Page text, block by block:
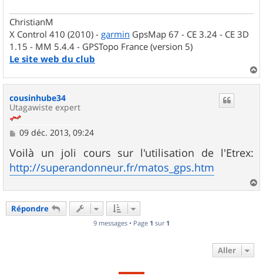
ChristianM
X Control 410 (2010) - garmin GpsMap 67 - CE 3.24 - CE 3D
1.15 - MM 5.4.4 - GPSTopo France (version 5)
Le site web du club
a
cousinhube34
Utagawiste expert
M
s
s
a
g
e
09 déc. 2013, 09:24
Voilà un joli cours sur l'utilisation de l'Etrex:
http://superandonneur.fr/matos_gps.htm
a
Répondre
9 messages • Page 1 sur 1
Aller